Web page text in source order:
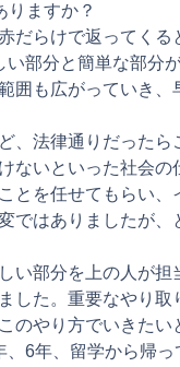
ますか？
だらけで返ってくる
部分と簡単な部分
囲も広がっていき、
、法律通りだったら
ないといった社会
とを任せてもらい、
はありましたが、
い部分を上の人が担
た。重要なやり取
のやり方でいきた
6年、留学から帰